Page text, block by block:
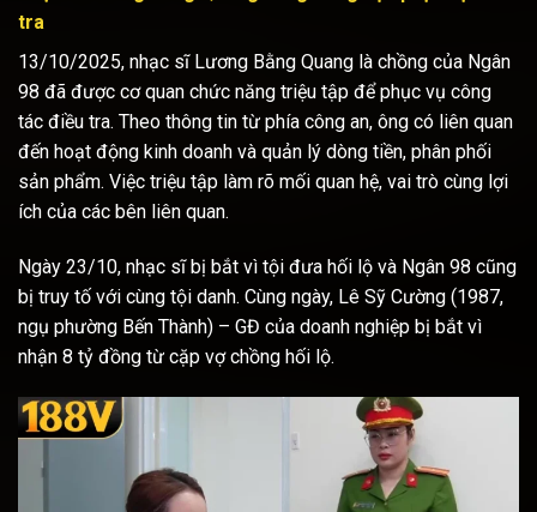
tra
13/10/2025, nhạc sĩ Lương Bằng Quang là chồng của Ngân
98 đã được cơ quan chức năng triệu tập để phục vụ công
tác điều tra. Theo thông tin từ phía công an, ông có liên quan
đến hoạt động kinh doanh và quản lý dòng tiền, phân phối
sản phẩm. Việc triệu tập làm rõ mối quan hệ, vai trò cùng lợi
ích của các bên liên quan.
Ngày 23/10, nhạc sĩ bị bắt vì tội đưa hối lộ và Ngân 98 cũng
bị truy tố với cùng tội danh. Cùng ngày, Lê Sỹ Cường (1987,
ngụ phường Bến Thành) – GĐ của doanh nghiệp bị bắt vì
nhận 8 tỷ đồng từ cặp vợ chồng hối lộ.